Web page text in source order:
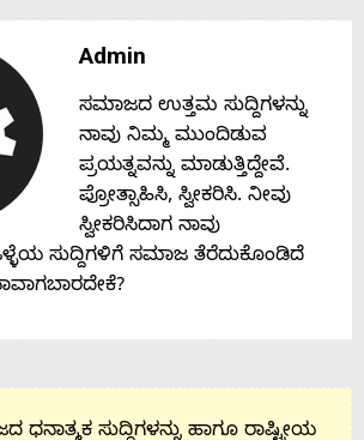
Admin
ಸಮಾಜದ ಉತ್ತಮ ಸುದ್ದಿಗಳನ್ನು
ನಾವು ನಿಮ್ಮ ಮುಂದಿಡುವ
ಪ್ರಯತ್ನವನ್ನು ಮಾಡುತ್ತಿದ್ದೇವೆ.
ಪ್ರೋತ್ಸಾಹಿಸಿ, ಸ್ವೀಕರಿಸಿ. ನೀವು
ಸ್ವೀಕರಿಸಿದಾಗ ನಾವು
ಸುದ್ದಿಗಳಿಗೆ ಸಮಾಜ ತೆರೆದುಕೊಂಡಿದೆ
ಸುದ್ದಿಗಳನ್ನು ಹಾಗೂ ರಾಷ್ಟ್ರೀಯ